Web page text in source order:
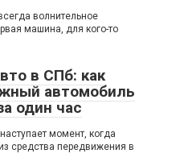
волнительное
машина, для кого-то
в СПб: как
автомобиль
один час
момент, когда
средства передвижения в